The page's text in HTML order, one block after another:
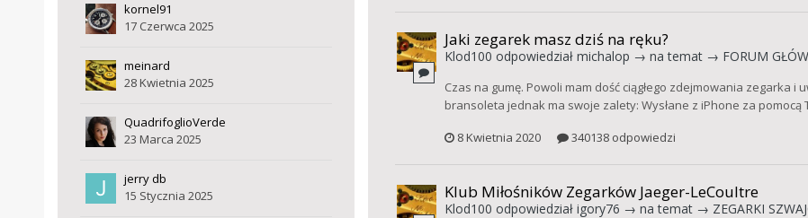
kornel91
17 Czerwca 2025
meinard
28 Kwietnia 2025
QuadrifoglioVerde
23 Marca 2025
jerry db
15 Stycznia 2025
Jaki zegarek masz dziś na ręku?
Klod100 odpowiedział michalop → na temat → FORUM
Czas na gumę. Powoli mam dość ciągłego zdejmowania zegarka
bransoleta jednak ma swoje zalety: Wysłane z iPhone za pomocą
8 Kwietnia 2020
340138 odpowiedzi
Klub Miłośników Zegarków Jaeger-LeCoultre
Klod100 odpowiedział igory76 → na temat → ZEGARKI